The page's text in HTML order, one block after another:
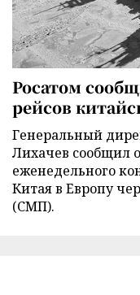
Росатом
рейсов
Генеральный
Лихачев сообщил
еженедельного
Китая в Европу
(СМП).